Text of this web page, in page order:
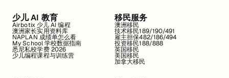
少儿 AI 教育
Airbotix 少儿 AI 编程
澳洲家长实用资料库
NAPLAN 成绩单怎么看
My School 学校数据指南
悉尼私校学费 2026
少儿编程课程与训练营
移民服务
澳洲移民
技术移民189/190/491
雇主担保482/186/494
投资移民188/888
英国移民
美国移民
加拿大移民